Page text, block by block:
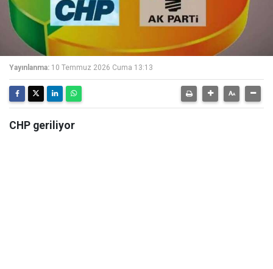
Yayınlanma: 10 Temmuz 2026 Cuma 13:13
CHP geriliyor